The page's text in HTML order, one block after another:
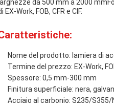
da 500 mm a 2000
EX-Work, FOB, CFR e CIF.
Nome del prodotto: lamiera di
Termine del prezzo: EX-Work,
Spessore: 0,5 mm-300 mm
Finitura superficiale: nera,
Acciaio al carbonio: S235/